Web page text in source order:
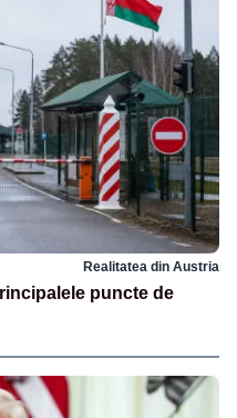
Realitatea din Austria
puncte de